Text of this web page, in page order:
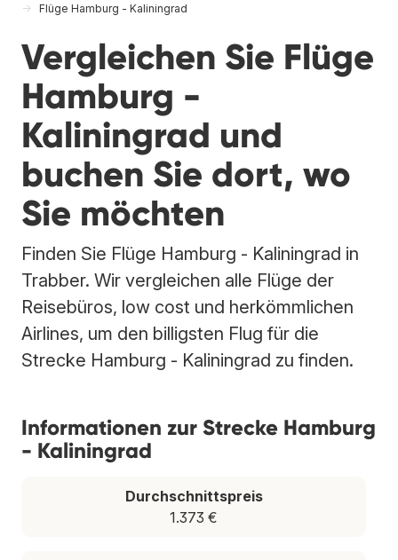
Flüge Hamburg - Kaliningrad
Vergleichen Sie Flüge
Hamburg -
Kaliningrad und
buchen Sie dort, wo
Sie möchten
Finden Sie Flüge Hamburg - Kaliningrad in
Trabber. Wir vergleichen alle Flüge der
Reisebüros, low cost und herkömmlichen
Airlines, um den billigsten Flug für die
Strecke Hamburg - Kaliningrad zu finden.
Informationen zur Strecke Hamburg
- Kaliningrad
Durchschnittspreis
1.373 €